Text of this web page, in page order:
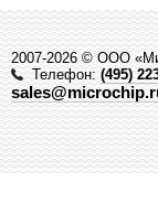
2007-2026 © ООО
Телефон:(495)